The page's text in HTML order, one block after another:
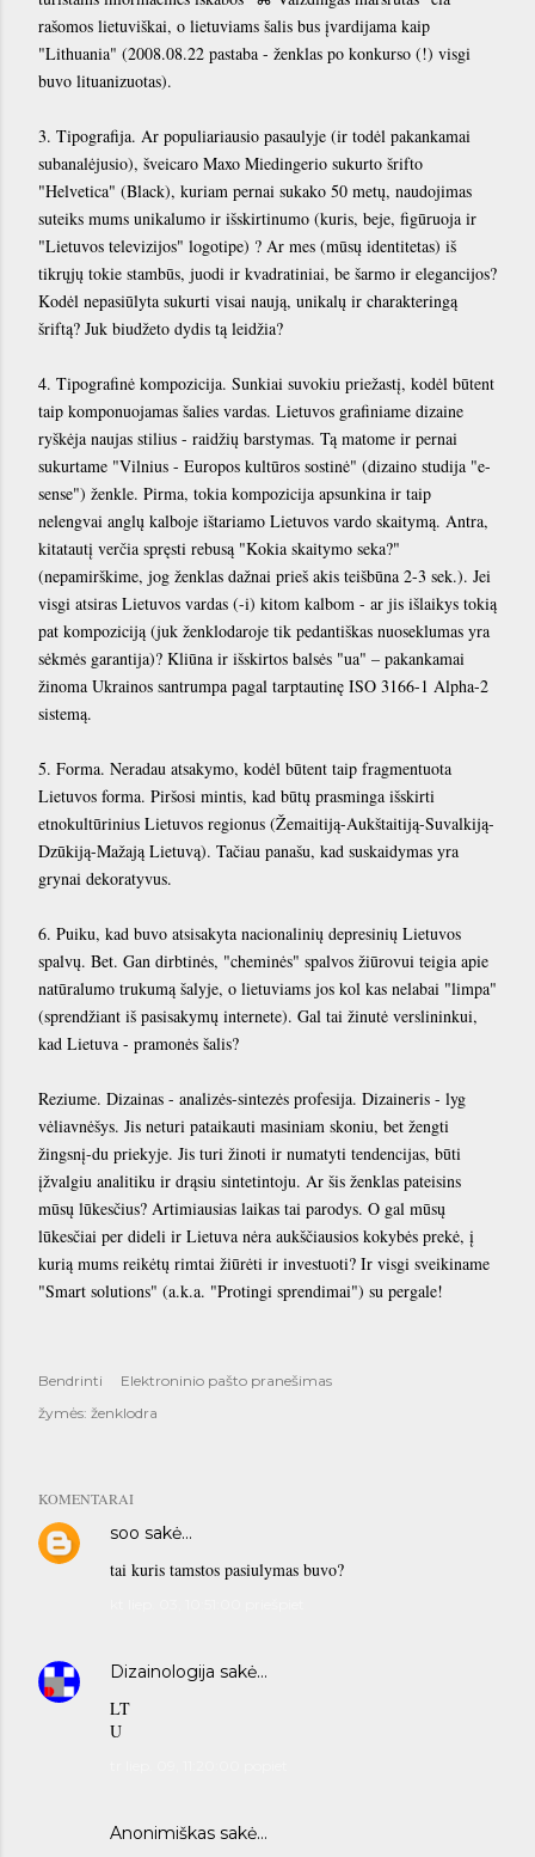
rašomos lietuviškai, o lietuviams šalis bus įvardijama kaip
"Lithuania" (2008.08.22 pastaba - ženklas po konkurso (!) visgi
buvo lituanizuotas).
3. Tipografija. Ar populiariausio pasaulyje (ir todėl pakankamai
subanalėjusio), šveicaro Maxo Miedingerio sukurto šrifto
"Helvetica" (Black), kuriam pernai sukako 50 metų, naudojimas
suteiks mums unikalumo ir išskirtinumo (kuris, beje, figūruoja ir
"Lietuvos televizijos" logotipe) ? Ar mes (mūsų identitetas) iš
tikrųjų tokie stambūs, juodi ir kvadratiniai, be šarmo ir elegancijos?
Kodėl nepasiūlyta sukurti visai naują, unikalų ir charakteringą
šriftą? Juk biudžeto dydis tą leidžia?
4. Tipografinė kompozicija. Sunkiai suvokiu priežastį, kodėl būtent
taip komponuojamas šalies vardas. Lietuvos grafiniame dizaine
ryškėja naujas stilius - raidžių barstymas. Tą matome ir pernai
sukurtame "Vilnius - Europos kultūros sostinė" (dizaino studija "e-
sense") ženkle. Pirma, tokia kompozicija apsunkina ir taip
nelengvai anglų kalboje ištariamo Lietuvos vardo skaitymą. Antra,
kitatautį verčia spręsti rebusą "Kokia skaitymo seka?"
(nepamirškime, jog ženklas dažnai prieš akis teišbūna 2-3 sek.). Jei
visgi atsiras Lietuvos vardas (-i) kitom kalbom - ar jis išlaikys tokią
pat kompoziciją (juk ženklodaroje tik pedantiškas nuoseklumas yra
sėkmės garantija)? Kliūna ir išskirtos balsės "ua" – pakankamai
žinoma Ukrainos santrumpa pagal tarptautinę ISO 3166-1 Alpha-2
sistemą.
5. Forma. Neradau atsakymo, kodėl būtent taip fragmentuota
Lietuvos forma. Piršosi mintis, kad būtų prasminga išskirti
etnokultūrinius Lietuvos regionus (Žemaitiją-Aukštaitiją-Suvalkiją-
Dzūkiją-Mažają Lietuvą). Tačiau panašu, kad suskaidymas yra
grynai dekoratyvus.
6. Puiku, kad buvo atsisakyta nacionalinių depresinių Lietuvos
spalvų. Bet. Gan dirbtinės, "cheminės" spalvos žiūrovui teigia apie
natūralumo trukumą šalyje, o lietuviams jos kol kas nelabai "limpa"
(sprendžiant iš pasisakymų internete). Gal tai žinutė verslininkui,
kad Lietuva - pramonės šalis?
Reziume. Dizainas - analizės-sintezės profesija. Dizaineris - lyg
vėliavnėšys. Jis neturi pataikauti masiniam skoniu, bet žengti
žingsnį-du priekyje. Jis turi žinoti ir numatyti tendencijas, būti
įžvalgiu analitiku ir drąsiu sintetintoju. Ar šis ženklas pateisins
mūsų lūkesčius? Artimiausias laikas tai parodys. O gal mūsų
lūkesčiai per dideli ir Lietuva nėra aukščiausios kokybės prekė, į
kurią mums reikėtų rimtai žiūrėti ir investuoti? Ir visgi sveikiname
"Smart solutions" (a.k.a. "Protingi sprendimai") su pergale!
Bendrinti
Elektroninio pašto pranešimas
žymės: ženklodra
KOMENTARAI
soo sakė…
tai kuris tamstos pasiulymas buvo?
Dizainologija sakė…
LT
U
Anonimiškas sakė…